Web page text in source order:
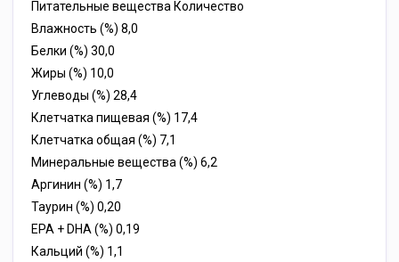
Питательные вещества Количество
Влажность (%) 8,0
Белки (%) 30,0
Жиры (%) 10,0
Углеводы (%) 28,4
Клетчатка пищевая (%) 17,4
Клетчатка общая (%) 7,1
Минеральные вещества (%) 6,2
Аргинин (%) 1,7
Таурин (%) 0,20
EPA + DHA (%) 0,19
Кальций (%) 1,1